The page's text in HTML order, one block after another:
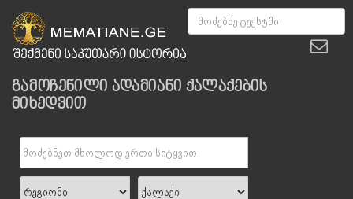
გამოჩენილი ადამიანი ქალაქების
მიხედვით